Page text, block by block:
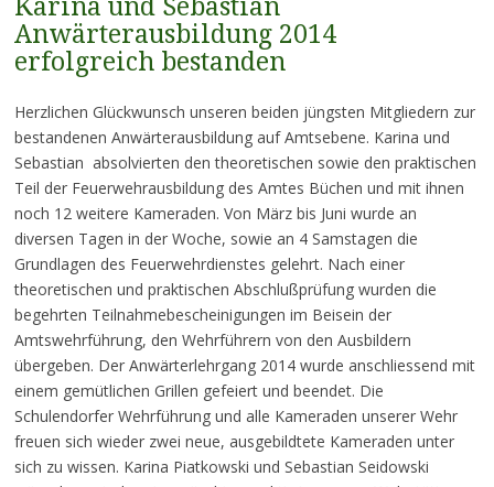
Karina und Sebastian
Anwärterausbildung 2014
erfolgreich bestanden
Herzlichen Glückwunsch unseren beiden jüngsten Mitgliedern zur
bestandenen Anwärterausbildung auf Amtsebene. Karina und
Sebastian absolvierten den theoretischen sowie den praktischen
Teil der Feuerwehrausbildung des Amtes Büchen und mit ihnen
noch 12 weitere Kameraden. Von März bis Juni wurde an
diversen Tagen in der Woche, sowie an 4 Samstagen die
Grundlagen des Feuerwehrdienstes gelehrt. Nach einer
theoretischen und praktischen Abschlußprüfung wurden die
begehrten Teilnahmebescheinigungen im Beisein der
Amtswehrführung, den Wehrführern von den Ausbildern
übergeben. Der Anwärterlehrgang 2014 wurde anschliessend mit
einem gemütlichen Grillen gefeiert und beendet. Die
Schulendorfer Wehrführung und alle Kameraden unserer Wehr
freuen sich wieder zwei neue, ausgebildtete Kameraden unter
sich zu wissen. Karina Piatkowski und Sebastian Seidowski